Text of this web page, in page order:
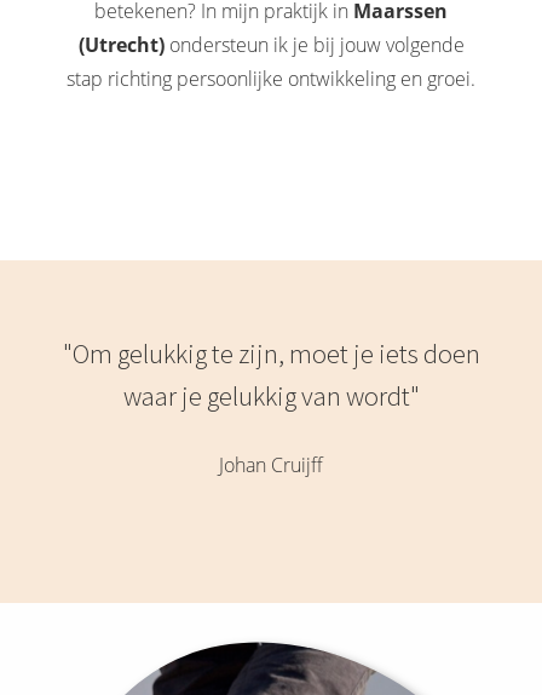
betekenen? In mijn praktijk in Maarssen
(Utrecht)ondersteun ik je bij jouw volgende
stap richting persoonlijke ontwikkeling en groei.
"Om gelukkig te zijn, moet je iets doen
waar je gelukkig van wordt"
Johan Cruijff